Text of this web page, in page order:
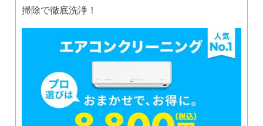
掃除で徹底洗浄！